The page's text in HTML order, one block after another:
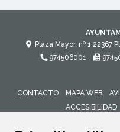
Plaza Mayor, nº 1 22367
974506001
CONTACTO MAPA WEB
ACCESIBILIDAD